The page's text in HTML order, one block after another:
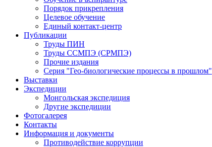
Порядок прикрепления
Целевое обучение
Единый контакт-центр
Публикации
Труды ПИН
Труды ССМПЭ (СРМПЭ)
Прочие издания
Серия "Гео-биологические процессы в прошлом"
Выставки
Экспедиции
Монгольская экспедиция
Другие экспедиции
Фотогалерея
Контакты
Информация и документы
Противодействие коррупции